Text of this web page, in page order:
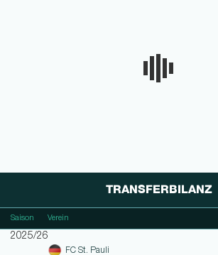
TRANSFERBILANZ
Saison Verein
2025/26
FC St. Pauli